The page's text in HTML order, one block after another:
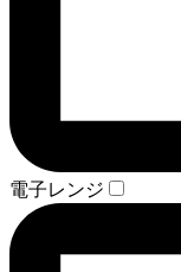
電子レンジ